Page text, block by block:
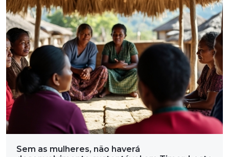
Sem as mulheres, não haverá